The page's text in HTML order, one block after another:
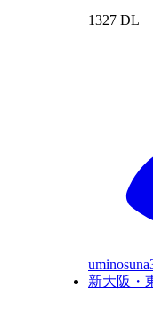
1327 DL
新大阪・